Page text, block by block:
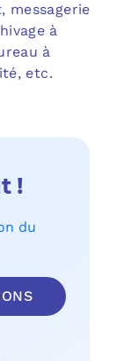
à
à
etc.
!
du